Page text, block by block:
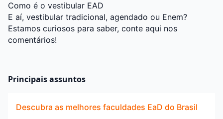
Como é o vestibular EAD
E aí, vestibular tradicional, agendado ou Enem?
Estamos curiosos para saber, conte aqui nos
comentários!
Principais assuntos
Descubra as melhores faculdades EaD do Brasil